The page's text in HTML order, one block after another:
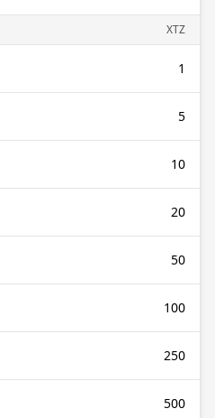
XTZ
1
5
10
20
50
100
250
500